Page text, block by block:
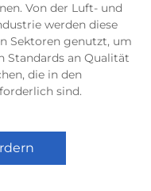
Von der Luft- und
werden diese
Sektoren genutzt, um
Standards an Qualität
die in den
sind.